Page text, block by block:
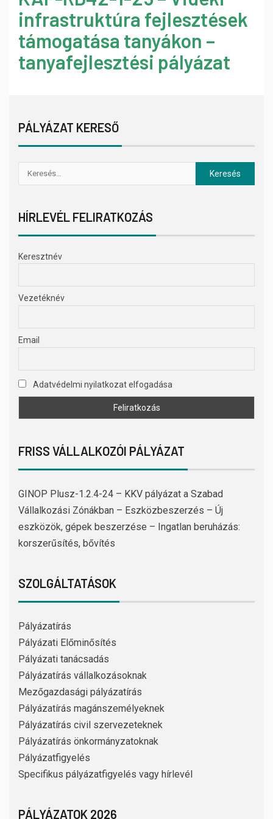
infrastruktúra fejlesztések
támogatása tanyákon –
tanyafejlesztési pályázat
PÁLYÁZAT KERESŐ
HÍRLEVÉL FELIRATKOZÁS
Keresztnév
Vezetéknév
Email
Adatvédelmi nyilatkozat elfogadása
FRISS VÁLLALKOZÓI PÁLYÁZAT
GINOP Plusz-1.2.4-24 – KKV pályázat a Szabad
Vállalkozási Zónákban – Eszközbeszerzés – Új
eszközök, gépek beszerzése – Ingatlan beruházás:
korszerűsítés, bővítés
SZOLGÁLTATÁSOK
Pályázatírás
Pályázati Előminősítés
Pályázati tanácsadás
Pályázatírás vállalkozásoknak
Mezőgazdasági pályázatírás
Pályázatírás magánszemélyeknek
Pályázatírás civil szervezeteknek
Pályázatírás önkormányzatoknak
Pályázatfigyelés
Specifikus pályázatfigyelés vagy hírlevél
PÁLYÁZATOK 2026